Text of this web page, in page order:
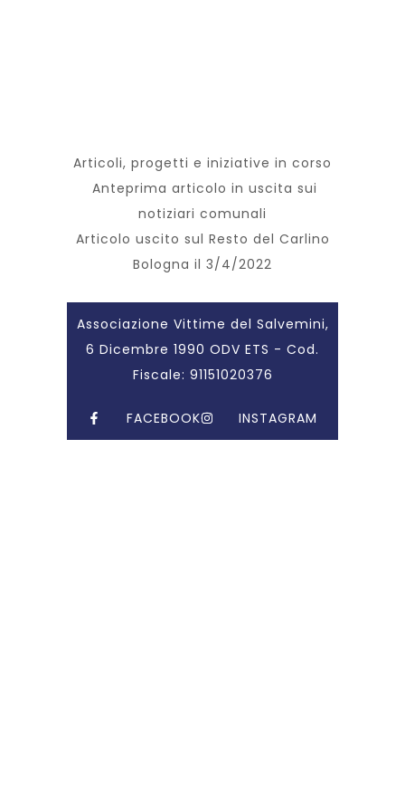
Articoli, progetti e iniziative in corso
Anteprima articolo in uscita sui
notiziari comunali
Articolo uscito sul Resto del Carlino
Bologna il 3/4/2022
Associazione Vittime del Salvemini,
6 Dicembre 1990 ODV ETS - Cod.
Fiscale: 91151020376
FACEBOOK INSTAGRAM